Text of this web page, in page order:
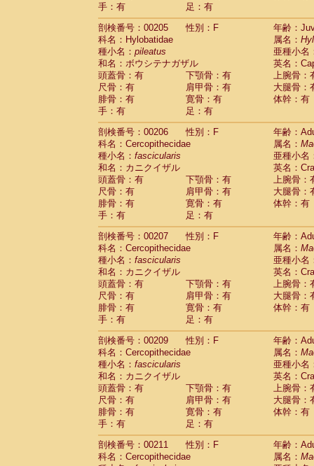
手：有
足：有
剖検番号：00205
性別：F
年齢：
科名：Hylobatidae
属名：
種小名： pileatus
亜種小名
和名：ボウシテナガザル
英名：
頭蓋骨：有
下顎骨：有
上腕骨：
尺骨：有
肩甲骨：有
大腿骨：
腓骨：有
寛骨：有
体幹：有
手：有
足：有
剖検番号：00206
性別：F
年齢：
科名：Cercopithecidae
属名：
種小名： fascicularis
亜種小名
和名：カニクイザル
英名：
頭蓋骨：有
下顎骨：有
上腕骨：
尺骨：有
肩甲骨：有
大腿骨：
腓骨：有
寛骨：有
体幹：有
手：有
足：有
剖検番号：00207
性別：F
年齢：
科名：Cercopithecidae
属名：
種小名： fascicularis
亜種小名
和名：カニクイザル
英名：
頭蓋骨：有
下顎骨：有
上腕骨：
尺骨：有
肩甲骨：有
大腿骨：
腓骨：有
寛骨：有
体幹：有
手：有
足：有
剖検番号：00209
性別：F
年齢：
科名：Cercopithecidae
属名：
種小名： fascicularis
亜種小名
和名：カニクイザル
英名：
頭蓋骨：有
下顎骨：有
上腕骨：
尺骨：有
肩甲骨：有
大腿骨：
腓骨：有
寛骨：有
体幹：有
手：有
足：有
剖検番号：00211
性別：F
年齢：
科名：Cercopithecidae
属名：